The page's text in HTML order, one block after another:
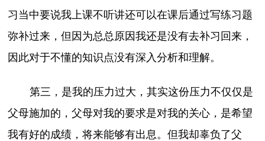
习当中要说我上课不听讲还可以在课后通过写练习题
弥补过来，但因为总总原因我还是没有去补习回来，
因此对于不懂的知识点没有深入分析和理解。
第三，是我的压力过大，其实这份压力不仅仅是
父母施加的，父母对我的要求是对我的关心，是希望
我有好的成绩，将来能够有出息。但我却辜负了父